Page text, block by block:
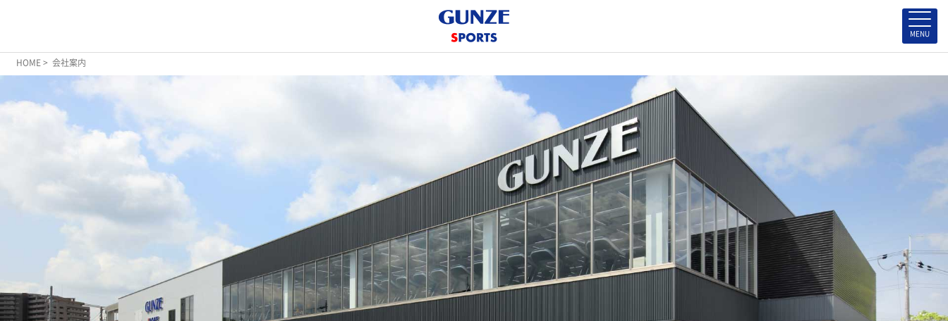
HOME> 会社案内